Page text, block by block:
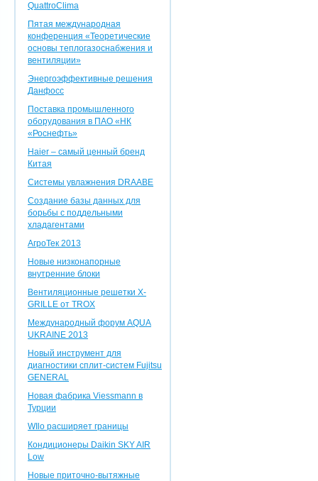
QuattroClima
Пятая международная
конференция «Теоретические
основы теплогазоснабжения и
вентиляции»
Энергоэффективные решения
Данфосс
Поставка промышленного
оборудования в ПАО «НК
«Роснефть»
Haier – самый ценный бренд
Китая
Системы увлажнения DRAABE
Создание базы данных для
борьбы с поддельными
хладагентами
АгроТек 2013
Новые низконапорные
внутренние блоки
Вентиляционные решетки X-
GRILLE от TROX
Международный форум AQUA
UKRAINE 2013
Новый инструмент для
диагностики сплит-систем Fujitsu
GENERAL
Новая фабрика Viessmann в
Турции
WIlo расширяет границы
Кондиционеры Daikin SKY AIR
Low
Новые приточно-вытяжные